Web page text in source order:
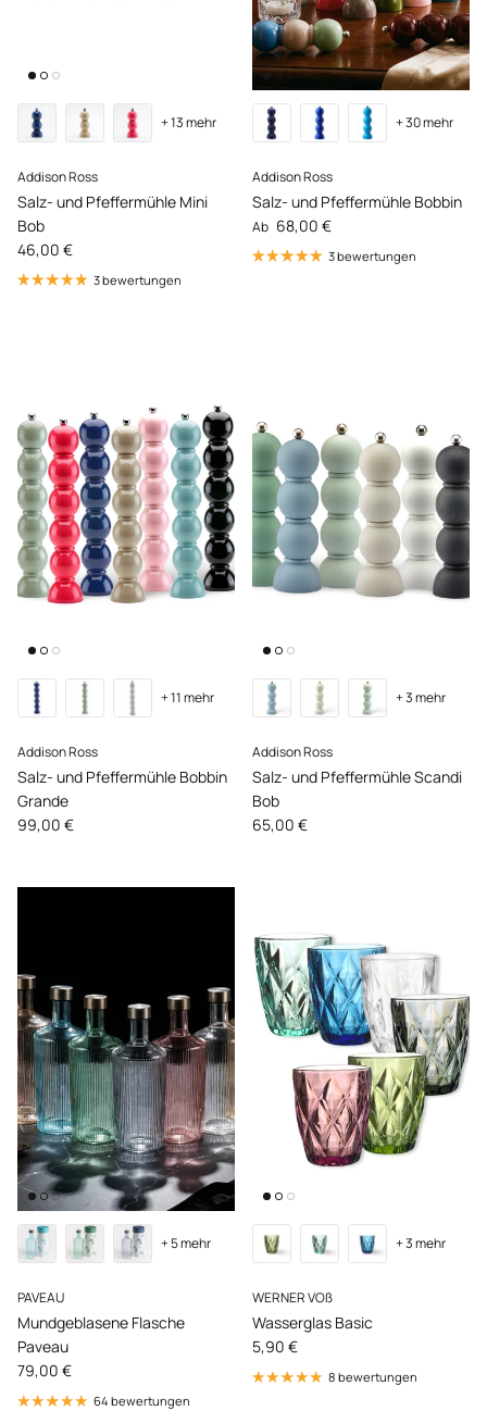
Addison Ross
Salz- und Pfeffermühle Mini
Bob
Normaler Preis
46,00 €
+ 13 mehr
3 bewertungen
Addison Ross
Salz- und Pfeffermühle Bobbin
Normaler Preis
Ab 68,00 €
+ 30 mehr
3 bewertungen
Addison Ross
Salz- und Pfeffermühle Bobbin
Grande
Normaler Preis
99,00 €
+ 11 mehr
Addison Ross
Salz- und Pfeffermühle Scandi
Bob
Normaler Preis
65,00 €
+ 3 mehr
PAVEAU
Mundgeblasene Flasche
Paveau
Normaler Preis
79,00 €
+ 5 mehr
64 bewertungen
WERNER VOß
Wasserglas Basic
Normaler Preis
5,90 €
+ 3 mehr
8 bewertungen